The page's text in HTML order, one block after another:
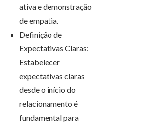
ativa e demonstração
de empatia.
Definição de
Expectativas Claras:
Estabelecer
expectativas claras
desde o início do
relacionamento é
fundamental para